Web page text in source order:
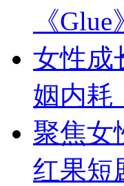
《
女性成
姻内耗
聚焦女
红果短